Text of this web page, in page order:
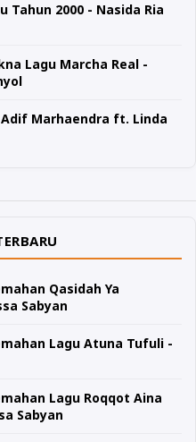
Tahun 2000 - Nasida Ria
Lagu Marcha Real -
Marhaendra ft. Linda
Qasidah Ya
Sabyan
Lagu Atuna Tufuli -
Lagu Roqqot Aina
Sabyan